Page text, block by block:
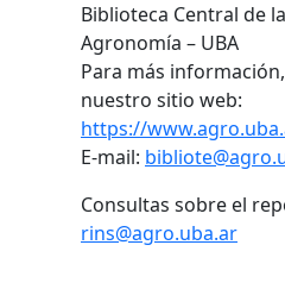
Biblioteca Central de
Agronomía – UBA
Para más
nuestro sitio web:
https://
E-mail:
Consultas sobre el
rins@agro.uba.ar